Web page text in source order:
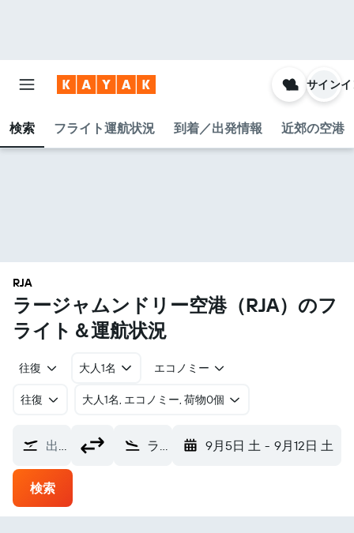
検索 フライト運航状況 到着／出発情報 近郊の空港
サイン
RJA
ラージャムンドリー空港​（RJA​）のフ
ライト＆運航状況
往復 大人1名 エコノミー
往復 ​大人1名, エコノミー, 荷物0個
出発地 ラージャムンドリー空港 (RJA) 9月5日 土 - 9月12日 土
検索